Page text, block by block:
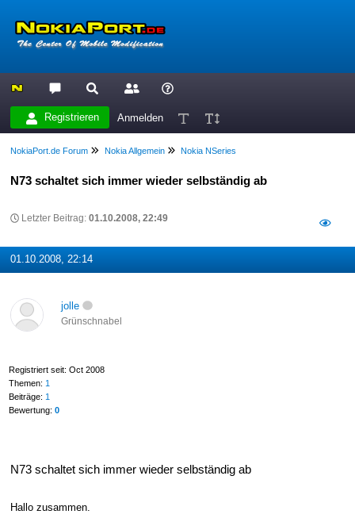
Registrieren Anmelden
NokiaPort.de Forum Nokia Allgemein Nokia NSeries
N73 schaltet sich immer wieder selbständig ab
Letzter Beitrag:01.10.2008, 22:49
01.10.2008, 22:14
jolle
Grünschnabel
Registriert seit: Oct 2008
Themen: 1
Beiträge: 1
Bewertung: 0
N73 schaltet sich immer wieder selbständig ab
Hallo zusammen.